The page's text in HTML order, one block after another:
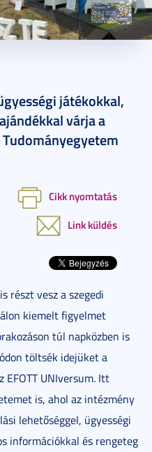
játékokkal,
várja a
Cikk nyomtatás
Link küldés
részt vesz a szegedi
kiemelt figyelmet
túl napközben is
töltsék idejüket a
UNIversum. Itt
is, ahol az intézmény
lehetőséggel, ügyességi
információkkal és rengeteg